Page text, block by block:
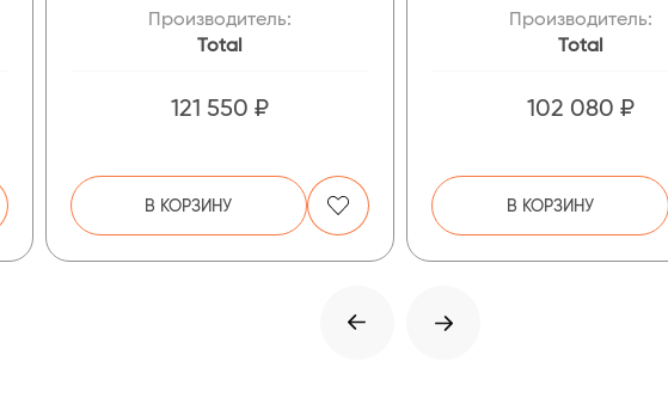
Производитель:
Total
121 550 ₽
В КОРЗИНУ
Производитель:
Total
102 080 ₽
В КОРЗИНУ